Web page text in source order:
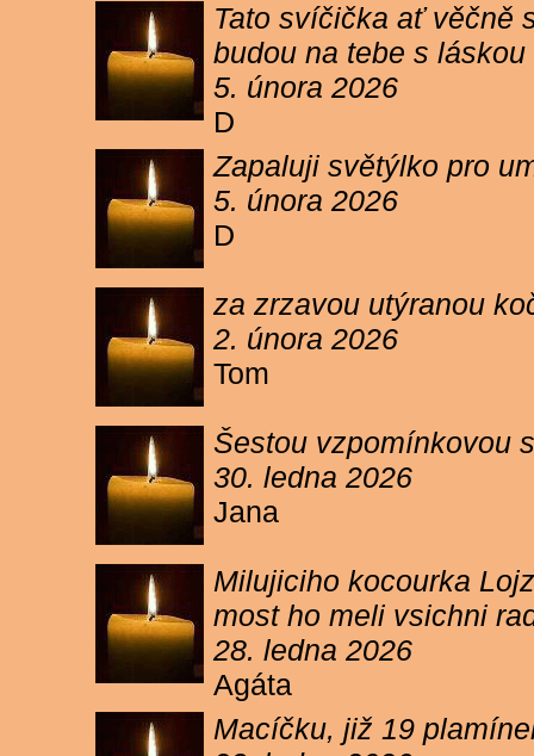
Tato svíčička ať věčně
budou na tebe s
5. února 2026
D
Zapaluji světýlko pro
5. února 2026
D
za zrzavou utýranou
2. února 2026
Tom
Šestou vzpomínkovou
30. ledna 2026
Jana
Milujiciho kocourka
most ho meli vsichni
28. ledna 2026
Agáta
Macíčku, již 19